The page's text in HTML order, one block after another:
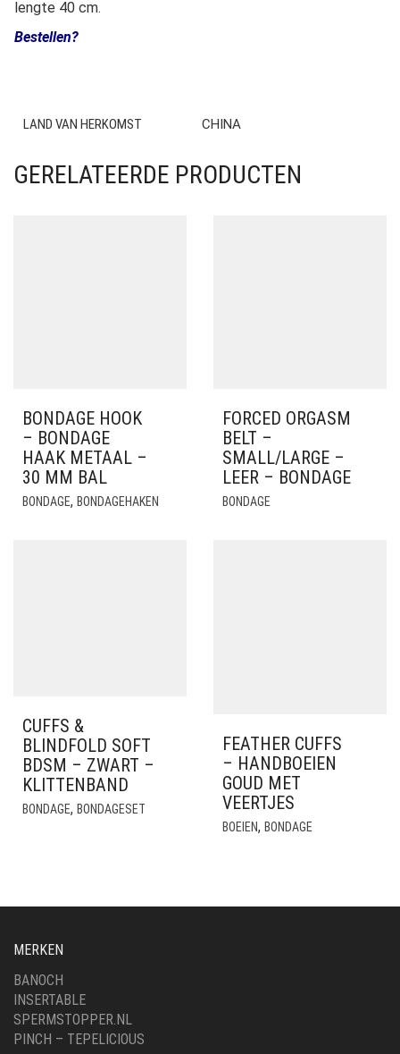
lengte 40 cm.
Bestellen?
LAND VAN HERKOMST CHINA
GERELATEERDE PRODUCTEN
BONDAGE HOOK
– BONDAGE
HAAK METAAL –
30 MM BAL
BONDAGE, BONDAGEHAKEN
FORCED ORGASM
BELT –
SMALL/LARGE –
LEER – BONDAGE
BONDAGE
CUFFS &
BLINDFOLD SOFT
BDSM – ZWART –
KLITTENBAND
BONDAGE, BONDAGESET
FEATHER CUFFS
– HANDBOEIEN
GOUD MET
VEERTJES
BOEIEN, BONDAGE
MERKEN
BANOCH
INSERTABLE
SPERMSTOPPER.NL
PINCH – TEPELICIOUS